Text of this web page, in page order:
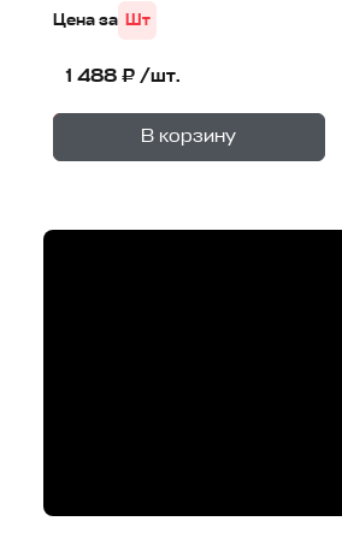
Цена за Шт
1 488 ₽ /шт.
В корзину
В корзине —